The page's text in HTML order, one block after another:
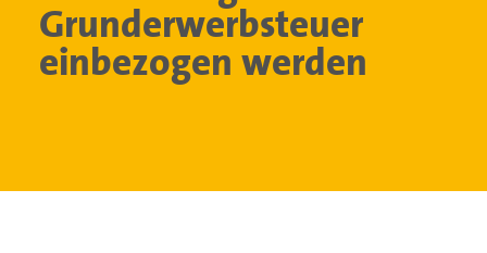
Grunderwerbsteuer
einbezogen werden